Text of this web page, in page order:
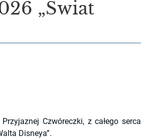
„Świat
Czwóreczki, z całego serca
Disneya”.